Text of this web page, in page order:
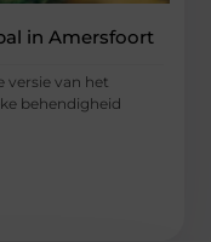
in Amersfoort
versie van het
behendigheid